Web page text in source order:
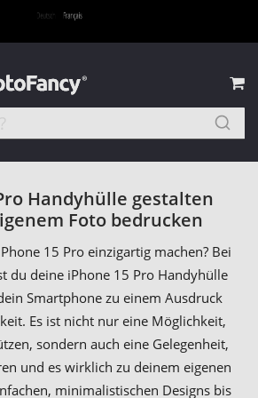
Handyhülle gestalten
Foto bedrucken
15 Pro einzigartig machen? Bei
du deine iPhone 15 Pro Handyhülle
Smartphone zu einem Ausdruck
Es ist nicht nur eine Möglichkeit,
sondern auch eine Gelegenheit,
und es wirklich zu deinem eigenen
minimalistischen Designs bis